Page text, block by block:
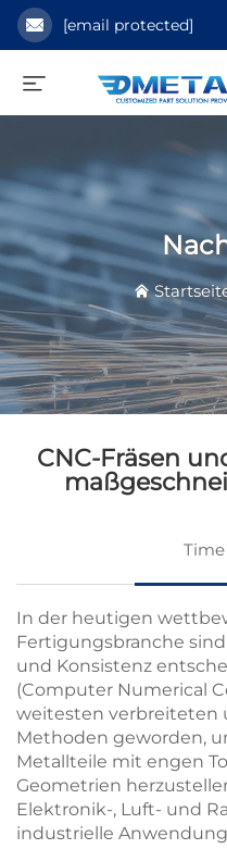
[email protected]
CNC-Fräsen
Time
In der heutigen
Fertigungsbranche
und Konsistenz
(Computer Numerical
weitesten verbreiteten
Methoden geworden,
Metallteile mit engen
Geometrien
Elektronik-, Luft- und
industrielle